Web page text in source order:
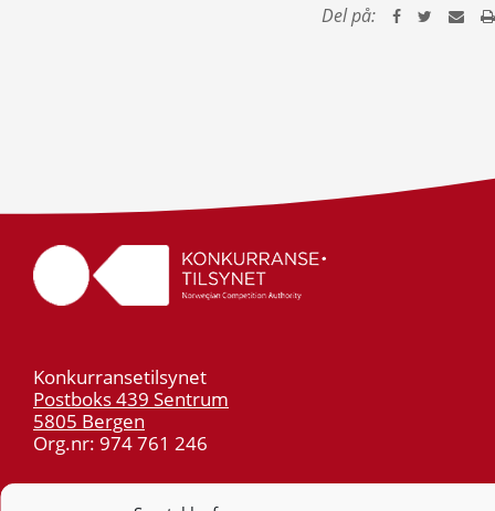
Del på:
Konkurransetilsynet
Postboks 439 Sentrum
5805 Bergen
Org.nr: 974 761 246
55 59 75 00